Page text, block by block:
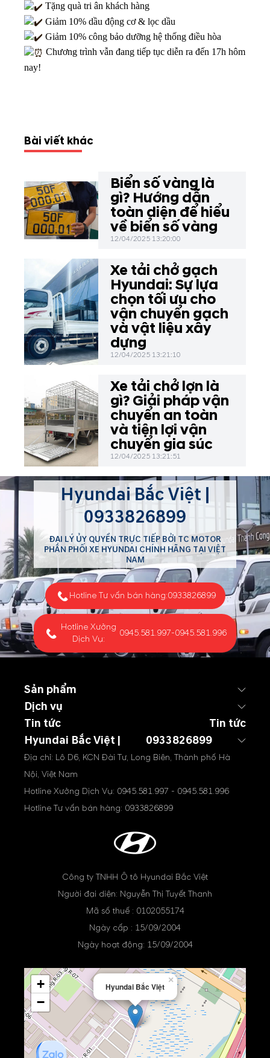
Tặng quà tri ân khách hàng
Giảm 10% dầu động cơ & lọc dầu
Giảm 10% công bảo dưỡng hệ thống điều hòa
Chương trình vẫn đang tiếp tục diễn ra đến 17h hôm
nay!
Bài viết khác
Biển số vàng là
gì? Hướng dẫn
toàn diện để hiểu
về biển số vàng
12/04/2025 13:20:00
Xe tải chở gạch
Hyundai: Sự lựa
chọn tối ưu cho
vận chuyển gạch
và vật liệu xây
dựng
12/04/2025 13:21:10
Xe tải chở lợn là
gì? Giải pháp vận
chuyển an toàn
và tiện lợi vận
chuyển gia súc
12/04/2025 13:21:51
Hyundai Bắc Việt |
0933826899
ĐẠI LÝ ỦY QUYỀN TRỰC TIẾP BỞI TC MOTOR
PHÂN PHỐI XE HYUNDAI CHÍNH HÃNG TẠI VIỆT
NAM
Hotline Tư vấn bán hàng:0933826899
Hotline Xưởng
Dịch Vụ:
0945.581.997-0945.581.996
Sản phẩm
Dịch vụ
Tin tức
Tin tức
Hyundai Bắc Việt |
0933826899
Địa chỉ: Lô D6, KCN Đài Tư, Long Biên, Thành phố Hà
Nội, Việt Nam
Hotline Xưởng Dịch Vụ: 0945.581.997 - 0945.581.996
Hotline Tư vấn bán hàng: 0933826899
Công ty TNHH Ô tô Hyundai Bắc Việt
Người đại diện: Nguyễn Thị Tuyết Thanh
Mã số thuế : 0102055174
Ngày cấp : 15/09/2004
Ngày hoạt động: 15/09/2004
Hyundai Bắc Việt
×
+
−